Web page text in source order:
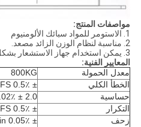
مواصفات المنتج:
1. الاستومر للمواد سبائك الألومنيوم
2. مناسبة لنظام الوزن الزائد مصعد.
3. يمكن استخدام جهاز الاستشعار بشكل مستقل.
المعايير الفنية:
معدل الحمولة
800KG
الخطأ الكلي
± 0.5٪ FS
حساسية
2.0 ± 0.02٪ بالسيارات / V
التكرار
± 0.5٪ FS
زحف
± 0.05٪ FS / 30min في